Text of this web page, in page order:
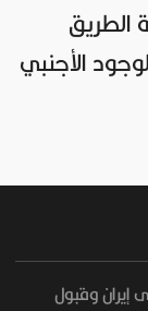
الطريق
الأجنبي
إيران وقبول